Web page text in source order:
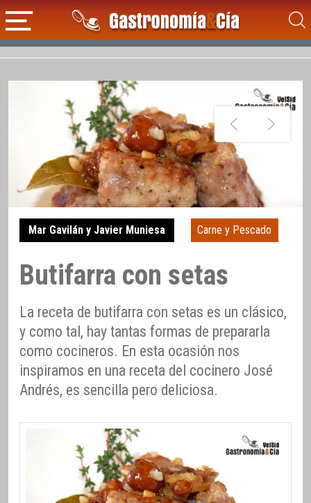
Mar Gavilán y Javier Muniesa Carne y Pescado
Butifarra con setas
La receta de butifarra con setas es un clásico,
y como tal, hay tantas formas de prepararla
como cocineros. En esta ocasión nos
inspiramos en una receta del cocinero José
Andrés, es sencilla pero deliciosa.